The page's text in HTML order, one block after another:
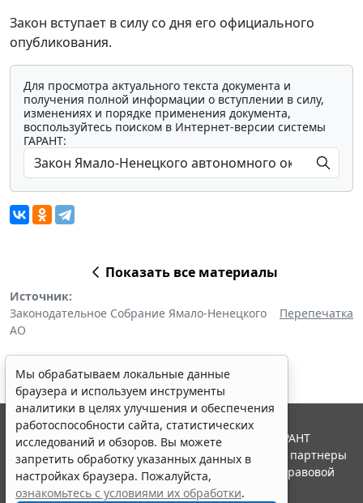
Закон вступает в силу со дня его официального
опубликования.
Для просмотра актуального текста документа и
получения полной информации о вступлении в силу,
изменениях и порядке применения документа,
воспользуйтесь поиском в Интернет-версии системы
ГАРАНТ:
Показать все материалы
Источник:
Законодательное Собрание Ямало-Ненецкого
АО
Перепечатка
Мы обрабатываем локальные данные
браузера и используем инструменты
аналитики в целях улучшения и обеспечения
работоспособности сайта, статистических
исследований и обзоров. Вы можете
запретить обработку указанных данных в
настройках браузера. Пожалуйста,
ознакомьтесь с условиями их обработки.
© ООО "НПП "ГАРАНТ-СЕРВИС", 2026. Система ГАРАНТ
выпускается с 1990 года. Компания "Гарант" и ее партнеры
являются участниками Российской ассоциации правовой
информации ГАРАНТ.